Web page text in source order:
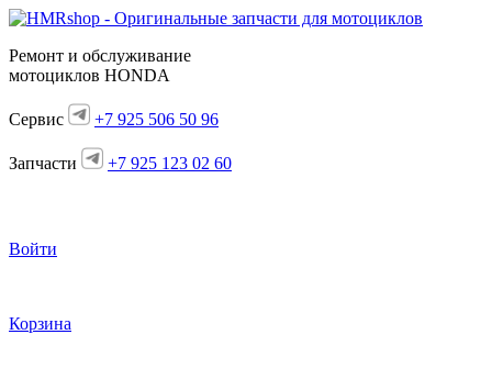
Ремонт и обслуживание
мотоциклов HONDA
Сервис +7 925 506 50 96
Запчасти +7 925 123 02 60
Войти
Корзина